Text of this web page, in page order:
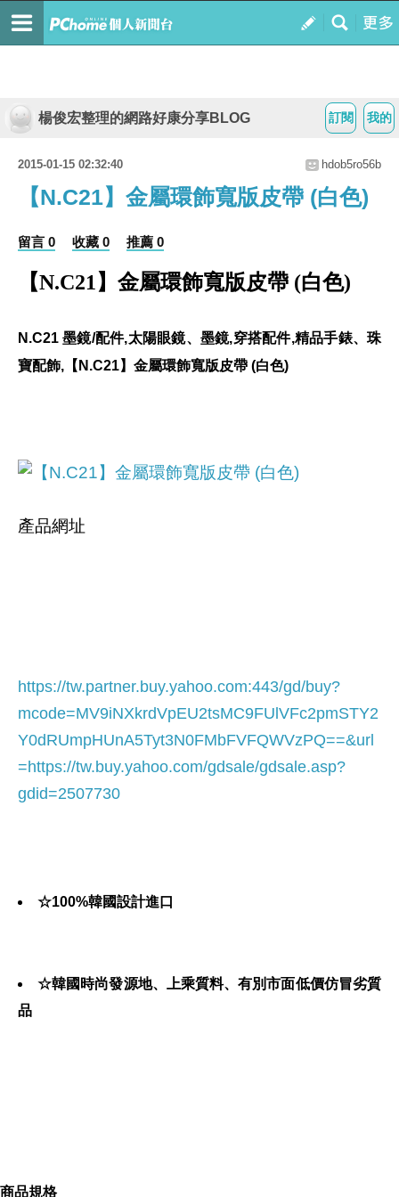
我的
訂閱
楊俊宏整理的網路好康分享BLOG
2015-01-15 02:32:40 hdob5ro56b
【N.C21】金屬環飾寬版皮帶 (白色)
留言 0 收藏 0 推薦 0
【N.C21】金屬環飾寬版皮帶 (白色)
N.C21 墨鏡/配件,太陽眼鏡、墨鏡,穿搭配件,精品手錶、珠
寶配飾,【N.C21】金屬環飾寬版皮帶 (白色)
產品網址
https://tw.partner.buy.yahoo.com:443/gd/buy?
mcode=MV9iNXkrdVpEU2tsMC9FUlVFc2pmSTY2
Y0dRUmpHUnA5Tyt3N0FMbFVFQWVzPQ==&url
=https://tw.buy.yahoo.com/gdsale/gdsale.asp?
gdid=2507730
☆100%韓國設計進口
☆韓國時尚發源地、上乘質料、有別市面低價仿冒劣質
品
商品規格